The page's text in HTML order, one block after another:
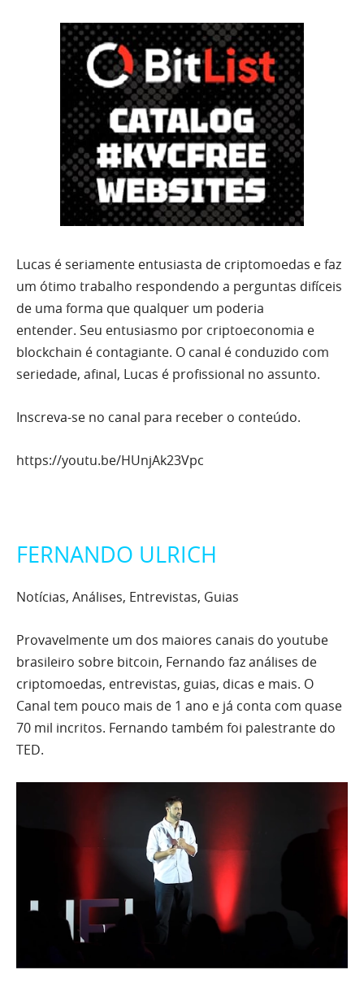
Lucas é seriamente entusiasta de criptomoedas e faz
um ótimo trabalho respondendo a perguntas difíceis
de uma forma que qualquer um poderia
entender. Seu entusiasmo por criptoeconomia e
blockchain é contagiante. O canal é conduzido com
seriedade, afinal, Lucas é profissional no assunto.
Inscreva-se no canal para receber o conteúdo.
https://youtu.be/HUnjAk23Vpc
FERNANDO ULRICH
Notícias, Análises, Entrevistas, Guias
Provavelmente um dos maiores canais do youtube
brasileiro sobre bitcoin, Fernando faz análises de
criptomoedas, entrevistas, guias, dicas e mais. O
Canal tem pouco mais de 1 ano e já conta com quase
70 mil incritos. Fernando também foi palestrante do
TED.